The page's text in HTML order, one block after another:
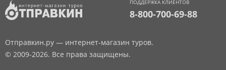
ПОДДЕРЖКА КЛИЕНТОВ
8-800-700-69-88
Отправкин.ру — интернет-магазин туров.
© 2009-2026. Все права защищены.